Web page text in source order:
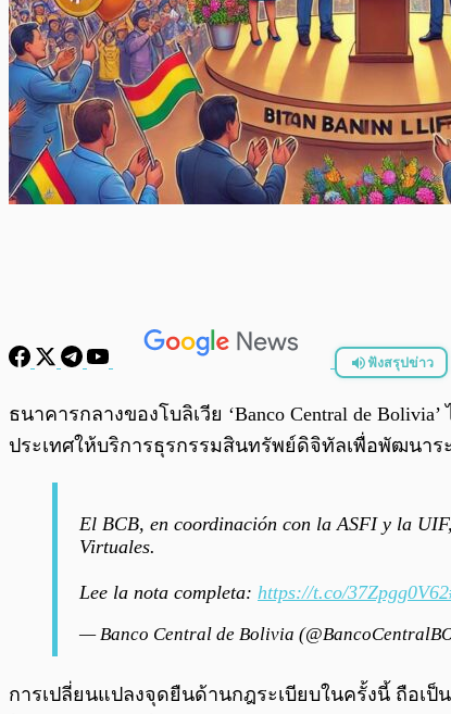
ฟังสรุปข่าว
ธนาคารกลางของโบลิเวีย ‘Banco Central de
ประเทศให้บริการธุรกรรมสินทรัพย์ดิจิทัลเพื่อพัฒนา
El BCB, en coordinación con la ASFI y la
Virtuales.
Lee la nota completa: https://t.co/37Zpgg0V62
— Banco Central de Bolivia
การเปลี่ยนแปลงจุดยืนด้านกฎระเบียบในครั้งนี้ ถือเ